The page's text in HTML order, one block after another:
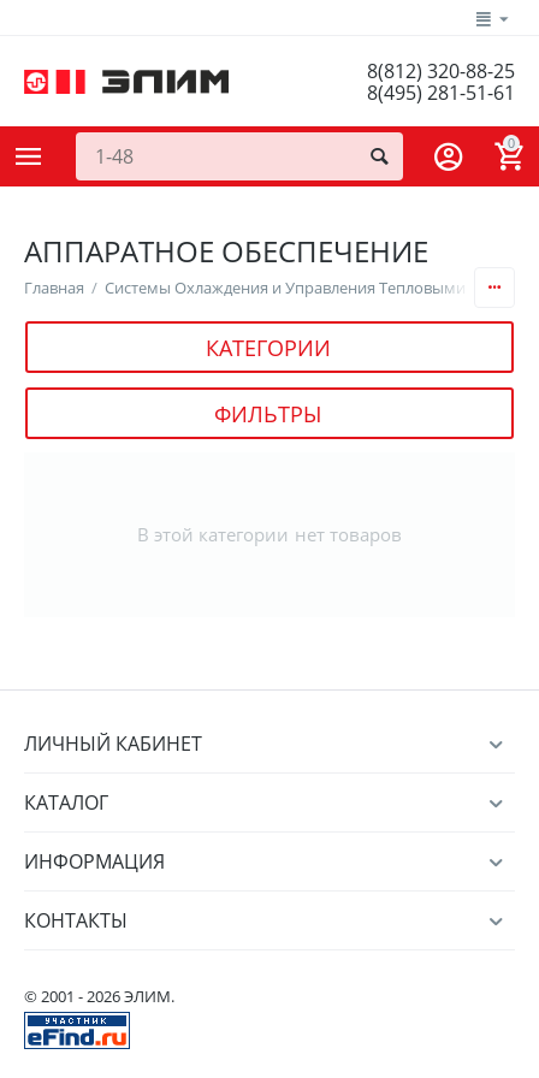
8(812) 320-88-25
8(495) 281-51-61
0
АППАРАТНОЕ ОБЕСПЕЧЕНИЕ
Главная / Системы Охлаждения и Управления Тепловыми
КАТЕГОРИИ
ФИЛЬТРЫ
В этой категории нет товаров
ЛИЧНЫЙ КАБИНЕТ
КАТАЛОГ
ИНФОРМАЦИЯ
КОНТАКТЫ
© 2001 - 2026 ЭЛИМ.